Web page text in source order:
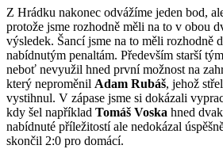
Z Hrádku nakonec odvážíme jeden bod,
protože jsme rozhodně měli na to v obou
výsledek. Šancí jsme na to měli rozhodně
nabídnutým penaltám. Především starší
neboť nevyužil hned první možnost na
který neproměnil Adam Rubáš, jehož
vystihnul. V zápase jsme si dokázali
kdy šel například Tomáš Voska hned
nabídnuté příležitostí ale nedokázal
skončil 2:0 pro domácí.